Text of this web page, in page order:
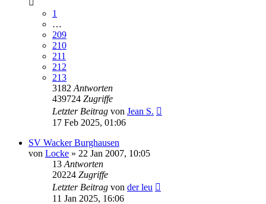
1
…
209
210
211
212
213
3182 Antworten
439724 Zugriffe
Letzter Beitrag von Jean S.
17 Feb 2025, 01:06
SV Wacker Burghausen
von Locke » 22 Jan 2007, 10:05
13 Antworten
20224 Zugriffe
Letzter Beitrag von der leu
11 Jan 2025, 16:06